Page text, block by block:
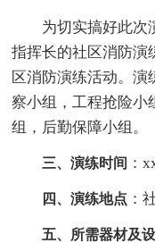
为切实搞好此次
指挥长的社区消防演
区消防演练活动。演
察小组，工程抢险小
组，后勤保障小组。
三、演练时间 ：
四、演练地点 ：
五、所需器材及